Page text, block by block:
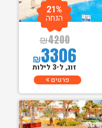
₪4200
₪3306
21%
הנחה
זוג, ל-3 לילות
פרטים